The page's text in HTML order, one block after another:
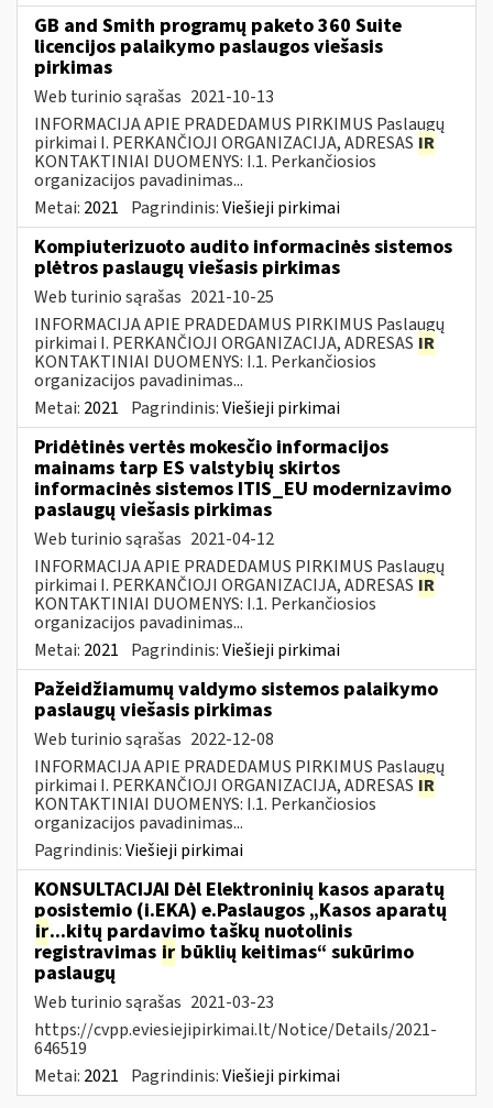
GB and Smith programų paketo 360 Suite
licencijos palaikymo paslaugos viešasis
pirkimas
Web turinio sąrašas 2021-10-13
INFORMACIJA APIE PRADEDAMUS PIRKIMUS Paslaugų
pirkimai I. PERKANČIOJI ORGANIZACIJA, ADRESAS IR
KONTAKTINIAI DUOMENYS: I.1. Perkančiosios
organizacijos pavadinimas...
Metai: 2021 Pagrindinis:Viešieji pirkimai
Kompiuterizuoto audito informacinės sistemos
plėtros paslaugų viešasis pirkimas
Web turinio sąrašas 2021-10-25
INFORMACIJA APIE PRADEDAMUS PIRKIMUS Paslaugų
pirkimai I. PERKANČIOJI ORGANIZACIJA, ADRESAS IR
KONTAKTINIAI DUOMENYS: I.1. Perkančiosios
organizacijos pavadinimas...
Metai: 2021 Pagrindinis:Viešieji pirkimai
Pridėtinės vertės mokesčio informacijos
mainams tarp ES valstybių skirtos
informacinės sistemos ITIS_EU modernizavimo
paslaugų viešasis pirkimas
Web turinio sąrašas 2021-04-12
INFORMACIJA APIE PRADEDAMUS PIRKIMUS Paslaugų
pirkimai I. PERKANČIOJI ORGANIZACIJA, ADRESAS IR
KONTAKTINIAI DUOMENYS: I.1. Perkančiosios
organizacijos pavadinimas...
Metai: 2021 Pagrindinis:Viešieji pirkimai
Pažeidžiamumų valdymo sistemos palaikymo
paslaugų viešasis pirkimas
Web turinio sąrašas 2022-12-08
INFORMACIJA APIE PRADEDAMUS PIRKIMUS Paslaugų
pirkimai I. PERKANČIOJI ORGANIZACIJA, ADRESAS IR
KONTAKTINIAI DUOMENYS: I.1. Perkančiosios
organizacijos pavadinimas...
Pagrindinis:Viešieji pirkimai
KONSULTACIJAI Dėl Elektroninių kasos aparatų
posistemio (i.EKA) e.Paslaugos „Kasos aparatų
ir...kitų pardavimo taškų nuotolinis
registravimas ir būklių keitimas“ sukūrimo
paslaugų
Web turinio sąrašas 2021-03-23
https://cvpp.eviesiejipirkimai.lt/Notice/Details/2021-
646519
Metai: 2021 Pagrindinis:Viešieji pirkimai